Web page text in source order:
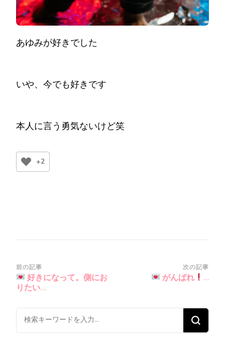
あゆみが好きでした
いや、今でも好きです
本人に言う勇気ないけど笑
+2
投
稿
ビ
ゲ
前の記事
好きになって。側にお
りたい…
次の記事
がんばれ …
な
に